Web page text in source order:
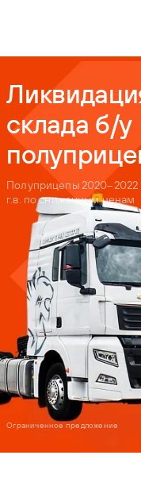
склада б/у
Полуприцепы 2020–2022
г.в. по сниженным ценам
Ограниченное предложение